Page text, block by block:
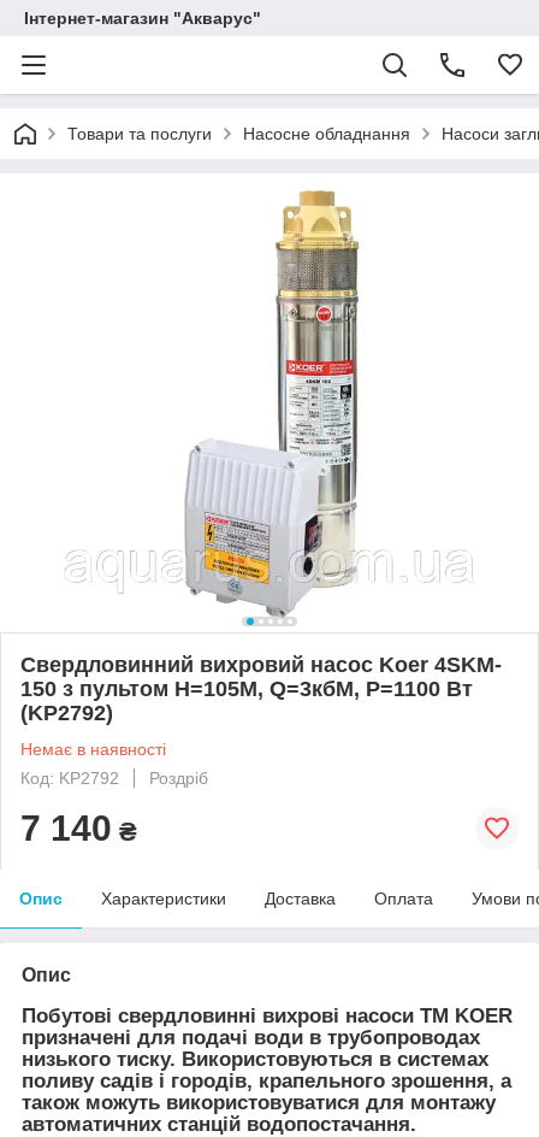
Інтернет-магазин "Акварус"
Товари та послуги Насосне обладнання Насоси
Свердловинний вихровий насос Koer 4SKM-
150 з пультом Н=105М, Q=3кбМ, P=1100 Вт
(KP2792)
Немає в наявності
Код: KP2792
Роздріб
7 140 ₴
Опис Характеристики Доставка Оплата Умови
Опис
Побутові свердловинні вихрові насоси ТМ KOER
призначенi для подачі води в трубопроводах
низького тиску. Використовуються в системах
поливу садів і городів, крапельного зрошення, а
також можуть використовуватися для монтажу
автоматичних станцій водопостачання.